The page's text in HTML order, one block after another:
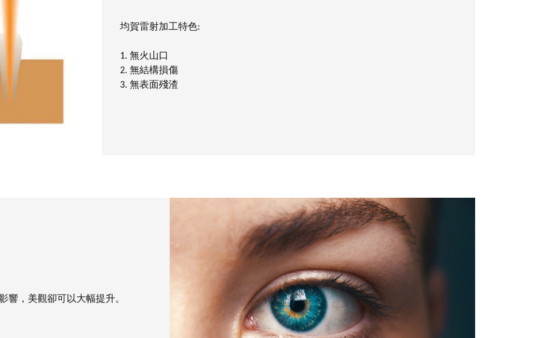
均賀雷射加工特色:
1. 無火山口
2. 無結構損傷
3. 無表面殘渣
響，美觀卻可以大幅提升。